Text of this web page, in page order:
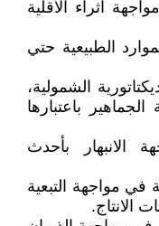
اثراء الأقلية
الطبيعية حتي
الشمولية،
باعتبارها
الانبهار بأحدث
في مواجهة التبعية
الانتاج.